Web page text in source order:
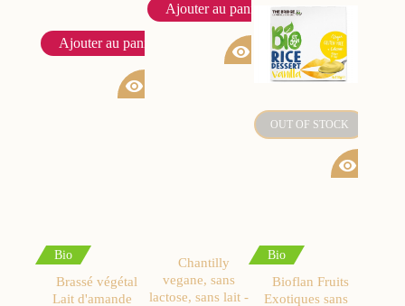
Ajouter au panier
visibility
Ajouter au panier
visibility
OUT OF STOCK
visibility
Bio
Brassé végétal
Lait d'amande
Chantilly
vegane, sans
lactose, sans lait -
Bio
Bioflan Fruits
Exotiques sans